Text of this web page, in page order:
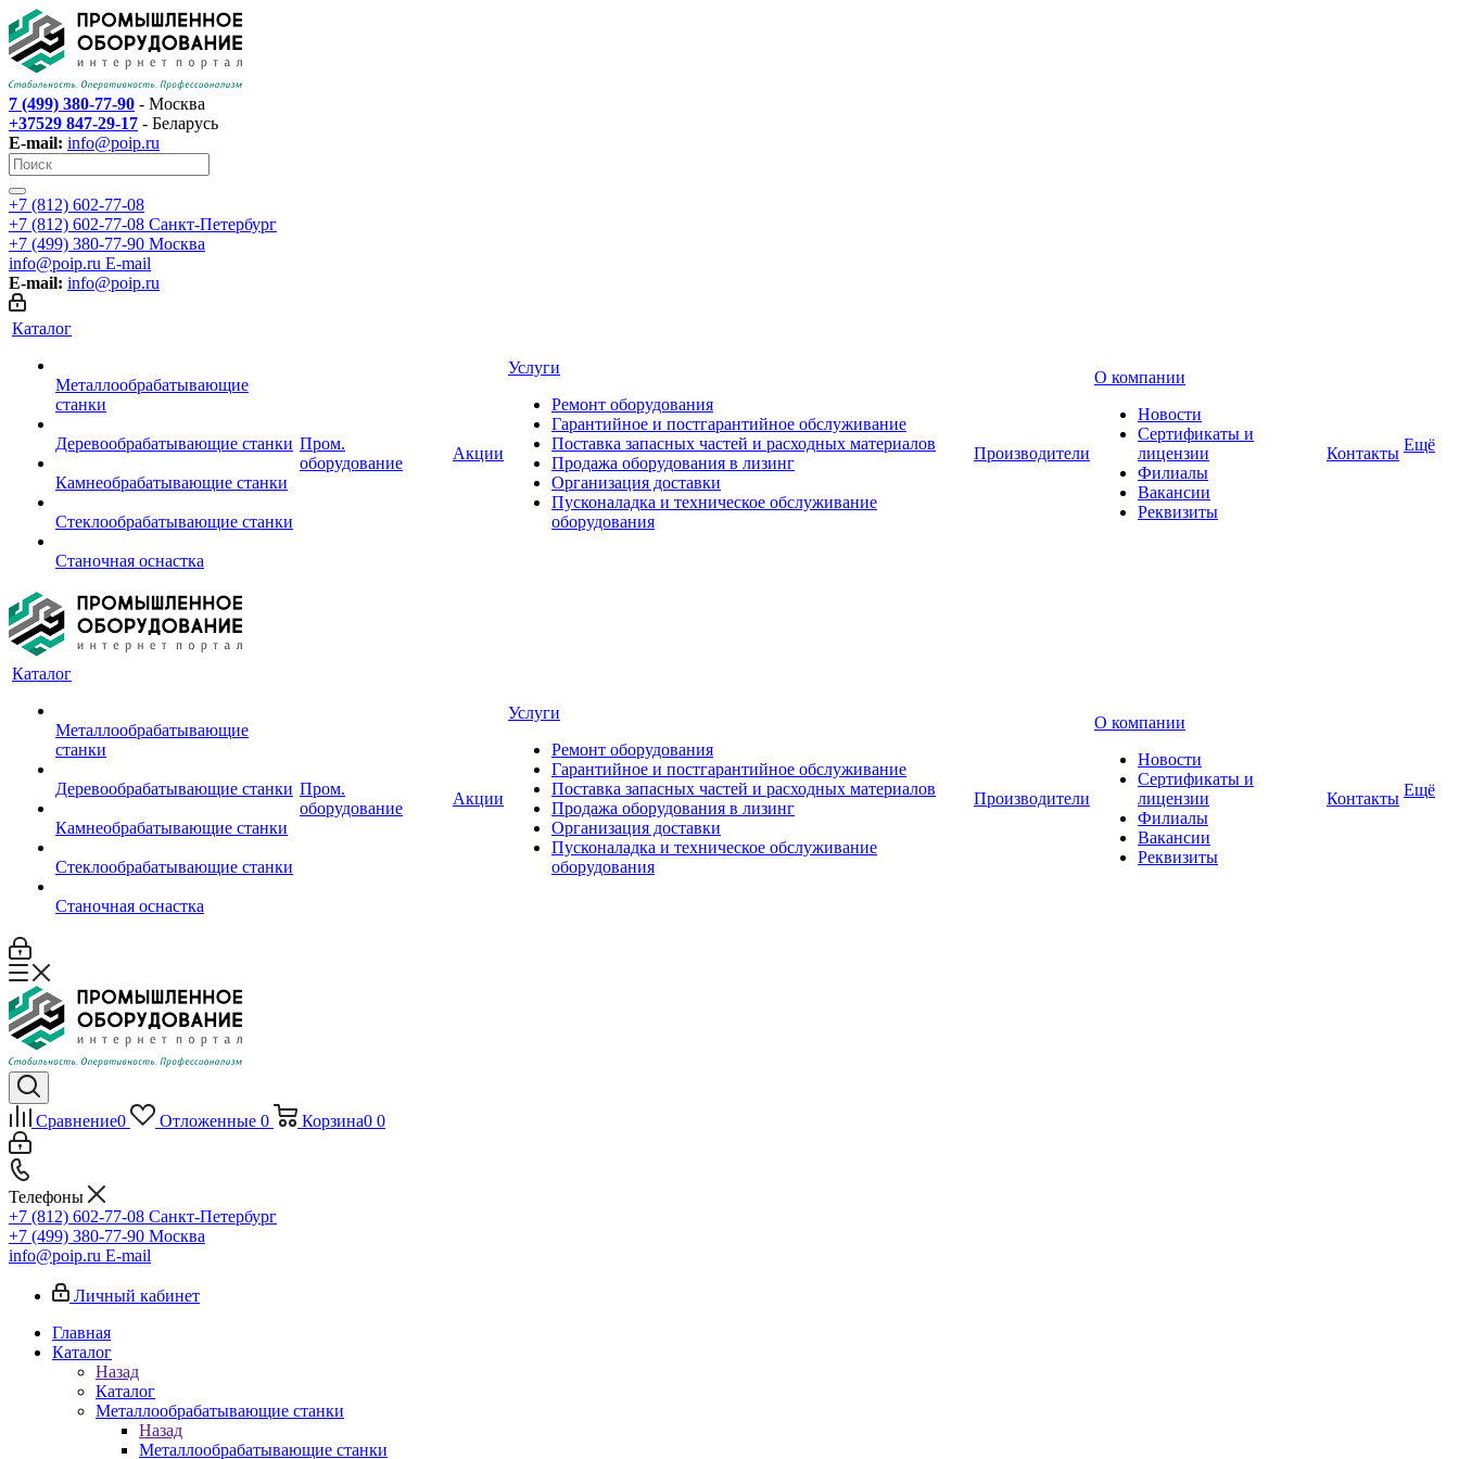
7 (499) 380-77-90 - Москва
+37529 847-29-17 - Беларусь
E-mail: info@poip.ru
+7 (812) 602-77-08
+7 (812) 602-77-08 Санкт-Петербург
+7 (499) 380-77-90 Москва
info@poip.ru E-mail
E-mail: info@poip.ru
Каталог
Металлообрабатывающие
станки
Деревообрабатывающие станки
Камнеобрабатывающие станки
Стеклообрабатывающие станки
Станочная оснастка
Пром.
оборудование
Акции
Услуги
Ремонт оборудования
Гарантийное и постгарантийное обслуживание
Поставка запасных частей и расходных материалов
Продажа оборудования в лизинг
Организация доставки
Пусконаладка и техническое обслуживание
оборудования
Производители
О компании
Новости
Сертификаты и
лицензии
Филиалы
Вакансии
Реквизиты
Контакты Ещё
Каталог
Металлообрабатывающие
станки
Деревообрабатывающие станки
Камнеобрабатывающие станки
Стеклообрабатывающие станки
Станочная оснастка
Пром.
оборудование
Акции
Услуги
Ремонт оборудования
Гарантийное и постгарантийное обслуживание
Поставка запасных частей и расходных материалов
Продажа оборудования в лизинг
Организация доставки
Пусконаладка и техническое обслуживание
оборудования
Производители
О компании
Новости
Сертификаты и
лицензии
Филиалы
Вакансии
Реквизиты
Контакты Ещё
Сравнение0 Отложенные 0 Корзина0 0
Телефоны
+7 (812) 602-77-08 Санкт-Петербург
+7 (499) 380-77-90 Москва
info@poip.ru E-mail
Личный кабинет
Главная
Каталог
Назад
Каталог
Металлообрабатывающие станки
Назад
Металлообрабатывающие станки